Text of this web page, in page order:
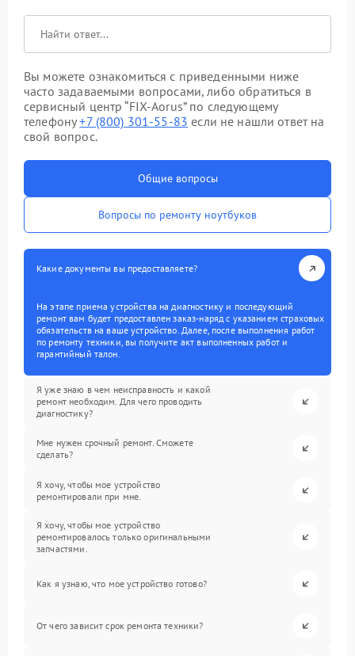
Вы можете ознакомиться с приведенными ниже
часто задаваемыми вопросами, либо обратиться в
сервисный центр “FIX-Aorus” по следующему
телефону+7 (800) 301-55-83 если не нашли ответ на
свой вопрос.
Общие вопросы
Вопросы по ремонту ноутбуков
Какие документы вы предоставляете?
На этапе приема устройства на диагностику и последующий
ремонт вам будет предоставлен заказ-наряд с указанием страховых
обязательств на ваше устройство. Далее, после выполнения работ
по ремонту техники, вы получите акт выполненных работ и
гарантийный талон.
Я уже знаю в чем неисправность и какой
ремонт необходим. Для чего проводить
диагностику?
Мне нужен срочный ремонт. Сможете
сделать?
Я хочу, чтобы мое устройство
ремонтировали при мне.
Я хочу, чтобы мое устройство
ремонтировалось только оригинальными
запчастями.
Как я узнаю, что мое устройство готово?
От чего зависит срок ремонта техники?